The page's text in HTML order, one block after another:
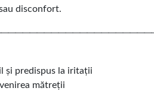
disconfort.
și predispus la iritații
mătreții